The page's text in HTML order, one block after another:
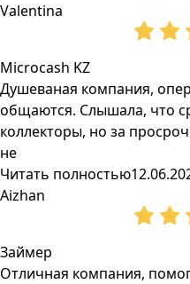
Valentina
Microcash KZ
Душеваная компания,
общаются. Слышала, что
коллекторы, но за
не
Читать полностью
Aizhan
Займер
Отличная компания,